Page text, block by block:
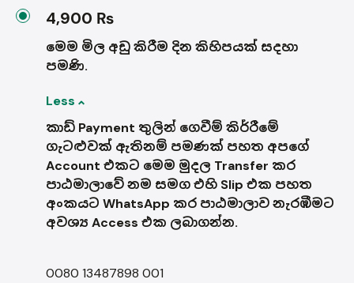
4,900 ₨
මෙම මිල අඩු කිරීම දින කිහිපයක් සදහා
පමණි.
Less
කාඩ් Payment තුලින් ගෙවීම් කිර්‍රීමේ
ගැටළුවක් ඇතිනම් පමණක් පහත අපගේ
Account එකට මෙම මුදල Transfer කර
පාඨමාලාවේ නම සමග එහි Slip එක පහත
අංකයට WhatsApp කර පාඨමාලාව නැරඹීමට
අවශ්‍ය Access එක ලබාගන්න.
0080 13487898 001